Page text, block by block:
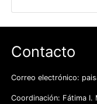
Contacto
Correo electrónico:
Coordinación: Fátima I.